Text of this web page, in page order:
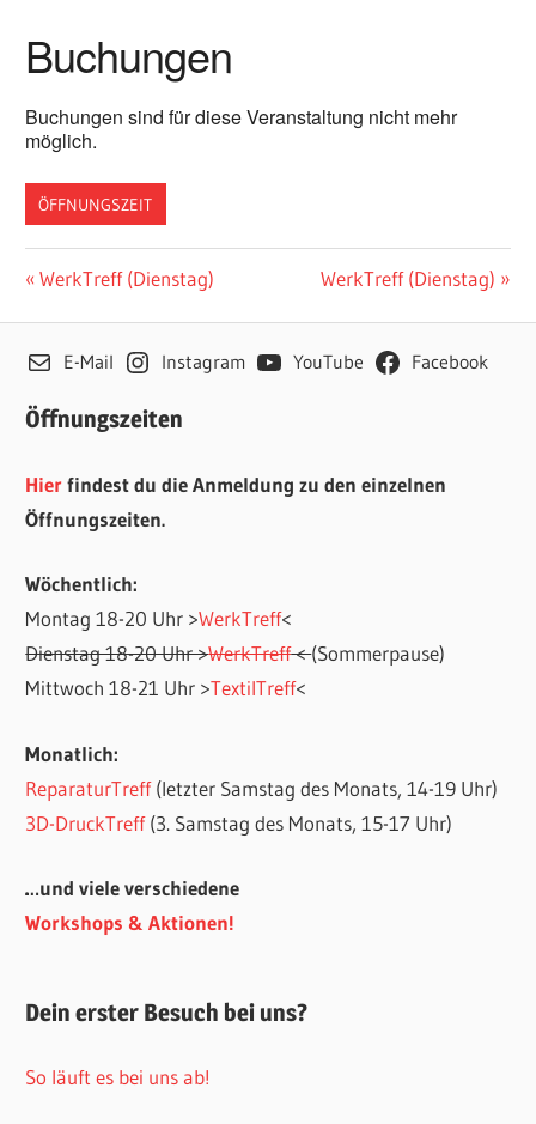
Buchungen
Buchungen sind für diese Veranstaltung nicht mehr
möglich.
ÖFFNUNGSZEIT
Beitragsnavigation
Vorheriger
WerkTreff (Dienstag)
Nächster
WerkTreff (Dienstag)
E-Mail Instagram YouTube Facebook
Öffnungszeiten
Hierfindest du die Anmeldung zu den einzelnen
Öffnungszeiten.
Wöchentlich:
Montag 18-20 Uhr >WerkTreff<
Dienstag 18-20 Uhr >WerkTreff<(Sommerpause)
Mittwoch 18-21 Uhr >TextilTreff<
Monatlich:
ReparaturTreff(letzter Samstag des Monats, 14-19 Uhr)
3D-DruckTreff(3. Samstag des Monats, 15-17 Uhr)
…und viele verschiedene
Workshops & Aktionen!
Dein erster Besuch bei uns?
So läuft es bei uns ab!